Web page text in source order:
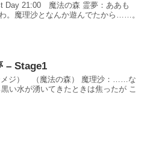
21:00 魔法の森 霊夢：ああも
。魔理沙となんか遊んでたから……。
– Stage1
ジ） （魔法の森） 魔理沙：……な
い水が湧いてきたときは焦ったが こ